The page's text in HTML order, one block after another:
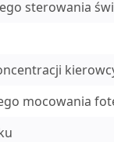
sterowania
mocowania